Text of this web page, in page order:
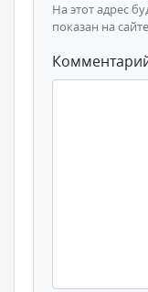
На этот адрес
показан на сайте